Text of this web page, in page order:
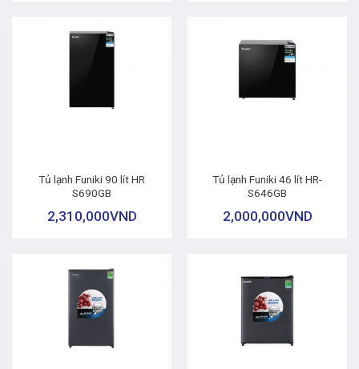
Tủ lạnh Funiki 90 lít HR
S690GB
2,310,000VND
Tủ lạnh Funiki 46 lít HR-
S646GB
2,000,000VND